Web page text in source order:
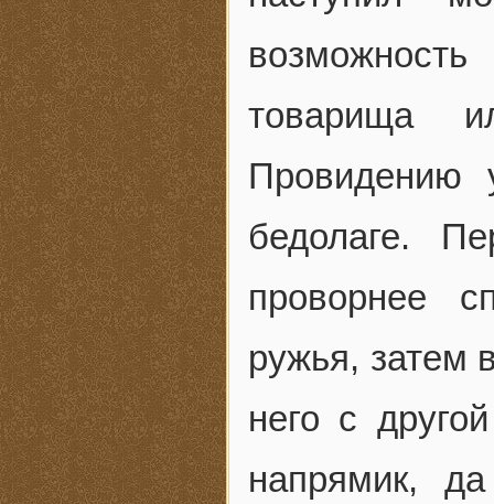
товарища
Провидению
бедолаге.
проворнее
ружья, затем
него с
напрямик,